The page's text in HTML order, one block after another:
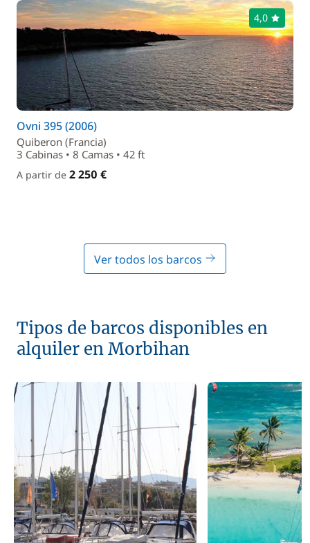
4,0
Ovni 395 (2006)
Quiberon (Francia)
3 Cabinas • 8 Camas • 42 ft
A partir de 2 250 €
Ver todos los barcos
Tipos de barcos disponibles en
alquiler en Morbihan